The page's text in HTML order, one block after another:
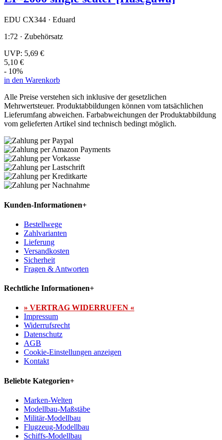
EDU CX344 · Eduard
1:72 · Zubehörsatz
UVP: 5,69 €
5,10 €
- 10%
in den Warenkorb
Alle Preise verstehen sich inklusive der gesetzlichen
Mehrwertsteuer. Produktabbildungen können vom tatsächlichen
Lieferumfang abweichen. Farbabweichungen der Produktabbildung
vom gelieferten Artikel sind technisch bedingt möglich.
Kunden-Informationen+
Bestellwege
Zahlvarianten
Lieferung
Versandkosten
Sicherheit
Fragen & Antworten
Rechtliche Informationen+
» VERTRAG WIDERRUFEN «
Impressum
Widerrufsrecht
Datenschutz
AGB
Cookie-Einstellungen anzeigen
Kontakt
Beliebte Kategorien+
Marken-Welten
Modellbau-Maßstäbe
Militär-Modellbau
Flugzeug-Modellbau
Schiffs-Modellbau